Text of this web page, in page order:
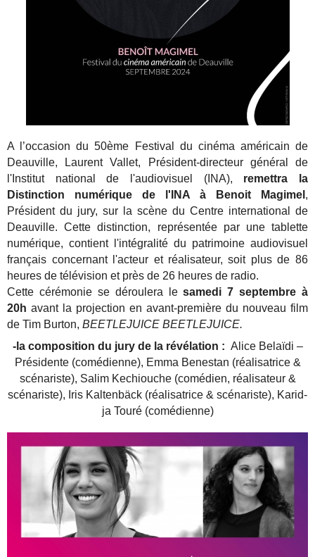
A l’occasion du 50ème Festival du cinéma américain de
Deauville, Laurent Vallet, Président-directeur général de
l'Institut national de l'audiovisuel (INA), remettra la
Distinction numérique de l'INA à Benoit Magimel ,
Président du jury, sur la scène du Centre international de
Deauville. Cette distinction, représentée par une tablette
numérique, contient l'intégralité du patrimoine audiovisuel
français concernant l'acteur et réalisateur, soit plus de 86
heures de télévision et près de 26 heures de radio.
Cette cérémonie se déroulera lesamedi 7 septembre à
20h avant la projection en avant-première du nouveau film
de Tim Burton, BEETLEJUICE BEETLEJUICE.
-la composition du jury de la révélation : Alice Belaï­di –
Pré­si­dente (comé­dienne), Emma Benes­tan (réa­li­sa­trice &
scénariste), Salim Kechiouche (comé­dien, réa­li­sa­teur &
scénariste), Iris Kal­tenbäck (réa­li­sa­trice & scénariste), Karid­
ja Tou­ré (comé­dienne)